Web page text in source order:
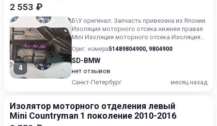
2 553 ₽
4
Б\У oригинaл. Запчасть привезена из Японии.
Изоляция моторного отсека нижняя правая
Mini Изоляция моторного отсека Изоляция
моторного отсек...
Ориг. номера51489804900, 9804900
SD-BMW
нет отзывов
Санкт-Петербург
месяц назад
Изолятор моторного отделения левый
Mini Countryman 1 поколение 2010-2016